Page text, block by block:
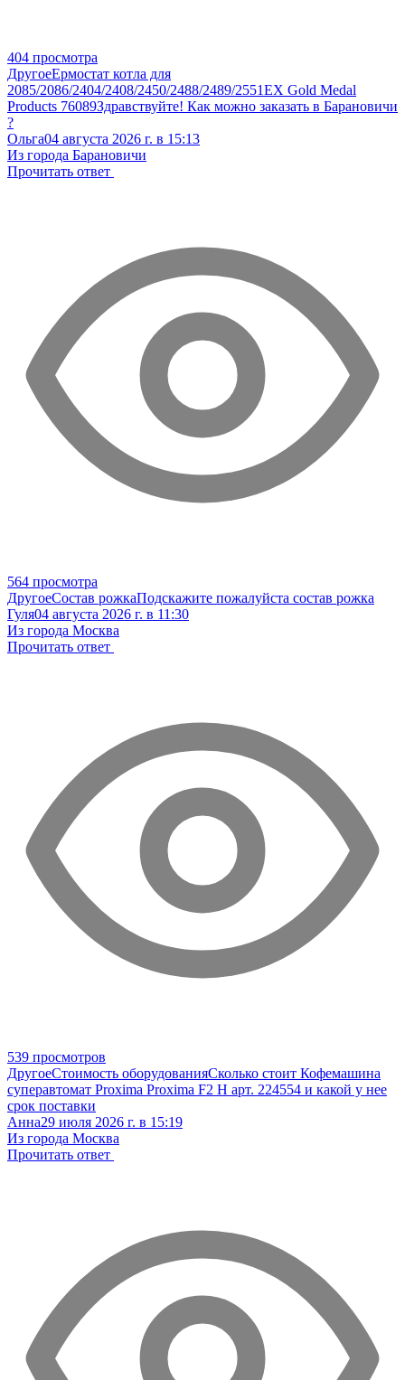
404 просмотра
ДругоеЕрмостат котла для
2085/2086/2404/2408/2450/2488/2489/2551EX Gold Medal
Products 76089Здравствуйте! Как можно заказать в Барановичи
?
Ольга04 августа 2026 г. в 15:13
Из города Барановичи
Прочитать ответ
564 просмотра
ДругоеСостав рожкаПодскажите пожалуйста состав рожка
Гуля04 августа 2026 г. в 11:30
Из города Москва
Прочитать ответ
539 просмотров
ДругоеСтоимость оборудованияСколько стоит Кофемашина
суперавтомат Proxima Proxima F2 H арт. 224554 и какой у нее
срок поставки
Анна29 июля 2026 г. в 15:19
Из города Москва
Прочитать ответ